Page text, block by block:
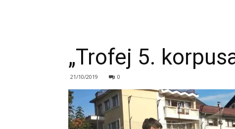
„Trofej 5.
21/10/2019 0